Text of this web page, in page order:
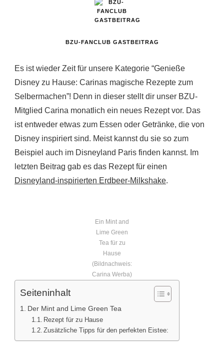
BZU-FANCLUB GASTBEITRAG
Es ist wieder Zeit für unsere Kategorie “Genieße
Disney zu Hause: Carinas magische Rezepte zum
Selbermachen”! Denn in dieser stellt dir unser BZU-
Mitglied Carina monatlich ein neues Rezept vor. Das
ist entweder etwas zum Essen oder Getränke, die von
Disney inspiriert sind. Meist kannst du sie so zum
Beispiel auch im Disneyland Paris finden kannst. Im
letzten Beitrag gab es das Rezept für einen
Disneyland-inspirierten Erdbeer-Milkshake.
Ein Mint and
Lime Green
Tea für zu
Hause
(Bildnachweis:
Carina Werba)
Seiteninhalt
Der Mint and Lime Green Tea
Rezept für zu Hause
Zusätzliche Tipps für den perfekten Eistee: